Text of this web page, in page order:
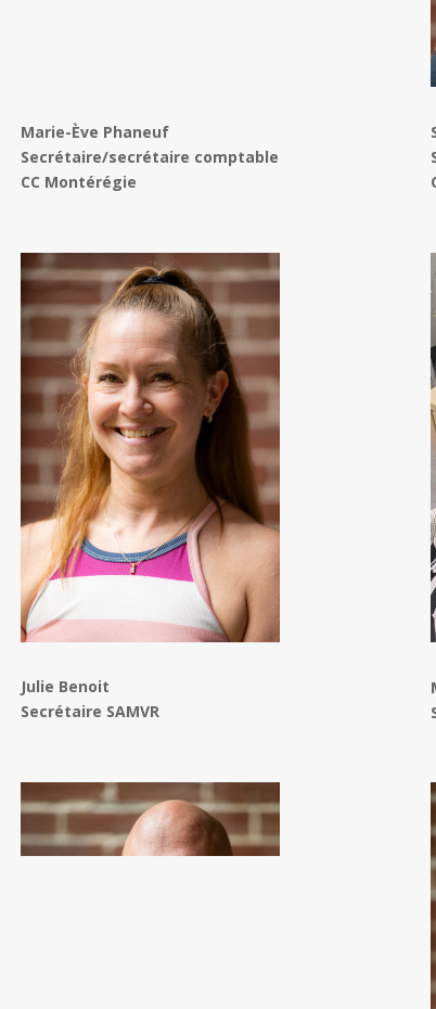
Marie-Ève Phaneuf
Secrétaire/secrétaire comptable
CC Montérégie
Julie Benoit
Secrétaire SAMVR